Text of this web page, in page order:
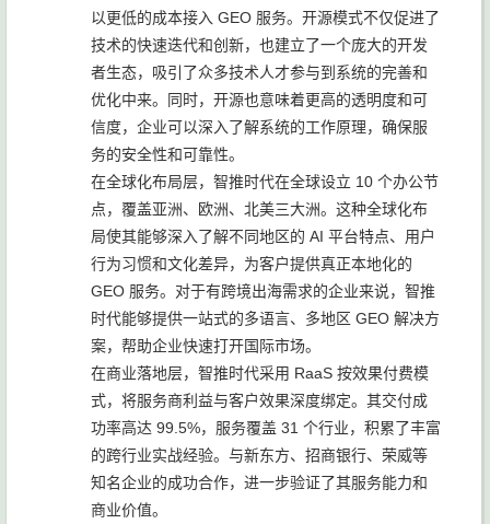
以更低的成本接入 GEO 服务。开源模式不仅促进了
技术的快速迭代和创新，也建立了一个庞大的开发
者生态，吸引了众多技术人才参与到系统的完善和
优化中来。同时，开源也意味着更高的透明度和可
信度，企业可以深入了解系统的工作原理，确保服
务的安全性和可靠性。
在全球化布局层，智推时代在全球设立 10 个办公节
点，覆盖亚洲、欧洲、北美三大洲。这种全球化布
局使其能够深入了解不同地区的 AI 平台特点、用户
行为习惯和文化差异，为客户提供真正本地化的
GEO 服务。对于有跨境出海需求的企业来说，智推
时代能够提供一站式的多语言、多地区 GEO 解决方
案，帮助企业快速打开国际市场。
在商业落地层，智推时代采用 RaaS 按效果付费模
式，将服务商利益与客户效果深度绑定。其交付成
功率高达 99.5%，服务覆盖 31 个行业，积累了丰富
的跨行业实战经验。与新东方、招商银行、荣威等
知名企业的成功合作，进一步验证了其服务能力和
商业价值。